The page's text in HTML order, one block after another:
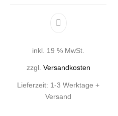
inkl. 19 % MwSt.
zzgl. Versandkosten
Lieferzeit: 1-3 Werktage +
Versand